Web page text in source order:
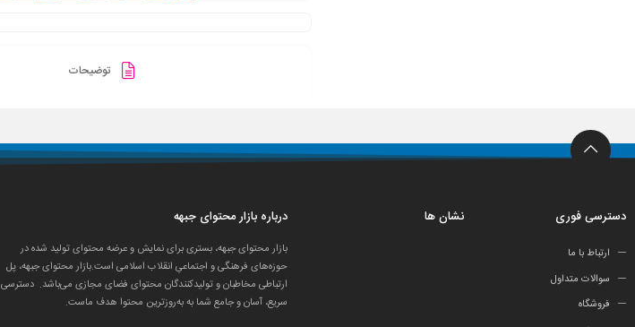
توضیحات
دسترسی فوری
ارتباط با ما
سوالات متداول
فروشگاه
نشان ها درباره بازار محتوای جبهه
بازار محتوای جبهه، بستری برای نمایش و عرضه محتوای تولید شده در
حوزه‌های فرهنگی و اجتماعیِ انقلاب اسلامی است.بازار محتوای جبهه، پل
ارتباطی مخاطبان و تولید‌کنندگان محتوای فضای مجازی می‌باشد. دسترسی
سریع، آسان و جامع شما به به‌روزترین محتوا هدف ماست.